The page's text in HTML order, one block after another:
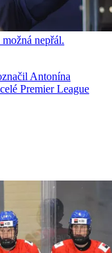
nepřál.
Antonína
Premier League